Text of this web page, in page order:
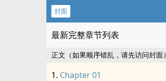
封面
最新完整章节列表
正文（如果顺序错乱，请先访问封面）
Chapter 01